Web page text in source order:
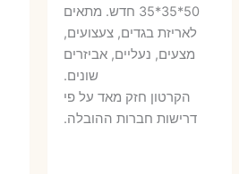
היה:
8 ₪.
50*35*35 חדש. מתאים
לאריזת בגדים, צעצועים,
מצעים, נעליים, אביזרים
שונים.
הקרטון חזק מאד על פי
דרישות חברות ההובלה.